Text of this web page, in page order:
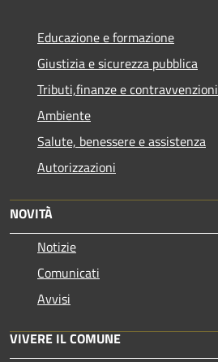
Educazione e formazione
Giustizia e sicurezza pubblica
Tributi,finanze e contravvenzioni
Ambiente
Salute, benessere e assistenza
Autorizzazioni
NOVITÀ
Notizie
Comunicati
Avvisi
VIVERE IL COMUNE